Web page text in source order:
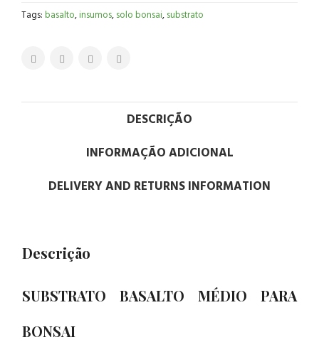
Tags:basalto,insumos,solo bonsai,substrato
DESCRIÇÃO
INFORMAÇÃO ADICIONAL
DELIVERY AND RETURNS INFORMATION
Descrição
SUBSTRATO BASALTO MÉDIO PARA
BONSAI